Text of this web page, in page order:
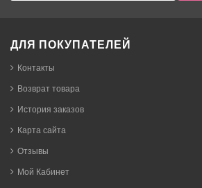
ДЛЯ ПОКУПАТЕЛЕЙ
Контакты
Возврат товара
История заказов
Карта сайта
Отзывы
Мой Кабинет